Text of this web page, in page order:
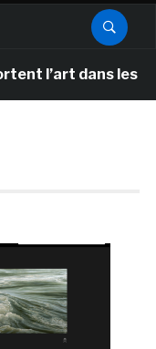
l’art dans les